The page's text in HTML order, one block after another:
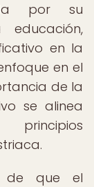
por su
en la
en el
de la
se alinea
de que el